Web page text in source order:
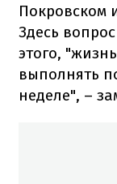
Покровском
Здесь
этого,
выполнять
неделе", –